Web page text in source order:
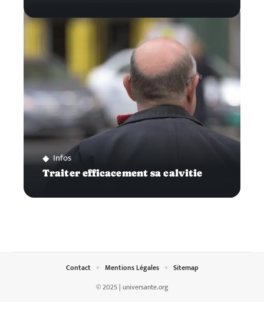
Infos
Traiter efficacement sa calvitie
© 2025 | universante.org
Contact Mentions Légales Sitemap